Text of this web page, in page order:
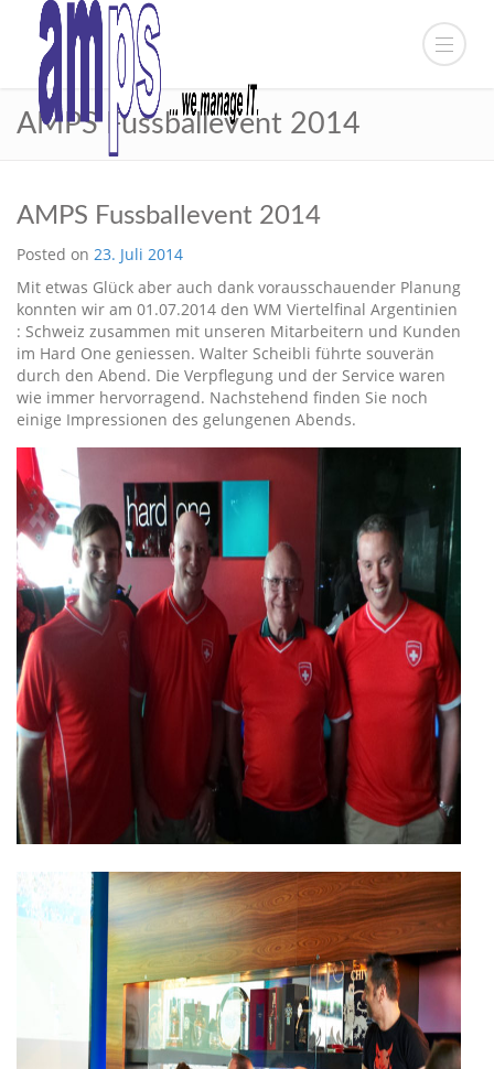
AMPS Fussballevent 2014
AMPS Fussballevent 2014
Posted on 23. Juli 2014
Mit etwas Glück aber auch dank vorausschauender Planung
konnten wir am 01.07.2014 den WM Viertelfinal Argentinien
: Schweiz zusammen mit unseren Mitarbeitern und Kunden
im Hard One geniessen. Walter Scheibli führte souverän
durch den Abend. Die Verpflegung und der Service waren
wie immer hervorragend. Nachstehend finden Sie noch
einige Impressionen des gelungenen Abends.